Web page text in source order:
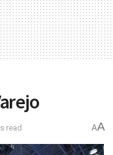
read AA